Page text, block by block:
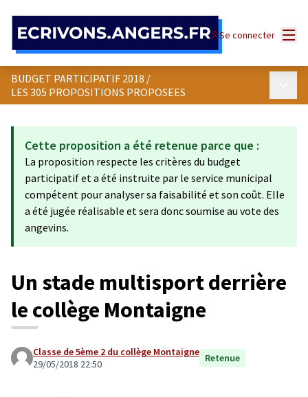
Se connecter
BUDGET PARTICIPATIF 2018 /
LES 305 PROPOSITIONS PROPOSEES
Cette proposition a été retenue parce que :
La proposition respecte les critères du budget
participatif et a été instruite par le service municipal
compétent pour analyser sa faisabilité et son coût. Elle
a été jugée réalisable et sera donc soumise au vote des
angevins.
Un stade multisport derrière
le collège Montaigne
Classe de 5ème 2 du collège Montaigne
29/05/2018 22:50
Retenue